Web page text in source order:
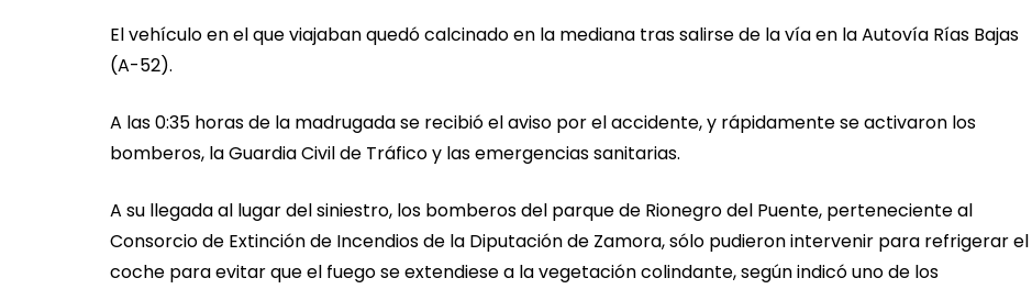
El vehículo en el que viajaban quedó calcinado en la mediana tras salirse de la vía en la Autovía Rías Bajas
(A-52).
A las 0:35 horas de la madrugada se recibió el aviso por el accidente, y rápidamente se activaron los
bomberos, la Guardia Civil de Tráfico y las emergencias sanitarias.
A su llegada al lugar del siniestro, los bomberos del parque de Rionegro del Puente, perteneciente al
Consorcio de Extinción de Incendios de la Diputación de Zamora, sólo pudieron intervenir para refrigerar el
coche para evitar que el fuego se extendiese a la vegetación colindante, según indicó uno de los